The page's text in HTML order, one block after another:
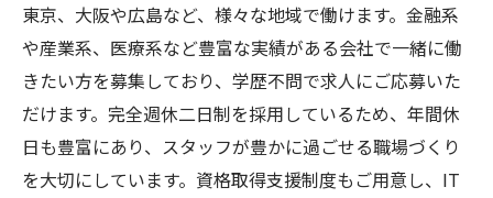
東京、大阪や広島など、様々な地域で働けます。金融系
や産業系、医療系など豊富な実績がある会社で一緒に働
きたい方を募集しており、学歴不問で求人にご応募いた
だけます。完全週休二日制を採用しているため、年間休
日も豊富にあり、スタッフが豊かに過ごせる職場づくり
を大切にしています。資格取得支援制度もご用意し、IT